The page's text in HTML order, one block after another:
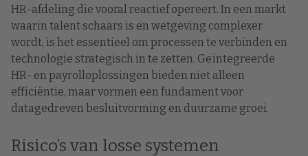
HR-afdeling die vooral reactief opereert. In een markt
waarin talent schaars is en wetgeving complexer
wordt, is het essentieel om processen te verbinden en
technologie strategisch in te zetten. Geïntegreerde
HR- en payrolloplossingen bieden niet alleen
efficiëntie, maar vormen een fundament voor
datagedreven besluitvorming en duurzame groei.
Risico’s van losse systemen